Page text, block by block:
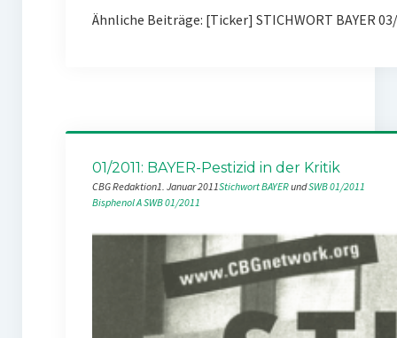
Ähnliche Beiträge: [Ticker] STICHWORT BAYER
01/2011: BAYER-Pestizid in der Kritik
CBG Redaktion1. Januar 2011Stichwort BAYER und SWB 01/2011
Bisphenol ASWB 01/2011